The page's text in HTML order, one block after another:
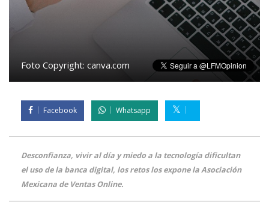
Foto Copyright: canva.com
Facebook Whatsapp
Desconfianza, vivir al día y miedo a la tecnología dificultan
el uso de la banca digital, los retos los expone la Asociación
Mexicana de Ventas Online.